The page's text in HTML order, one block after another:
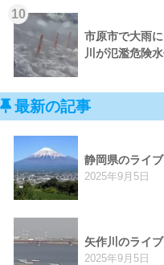
10
市原市で大雨
川が氾濫危険
最新の記事
静岡県のライ
2025年9月5日
矢作川のライ
2025年9月5日